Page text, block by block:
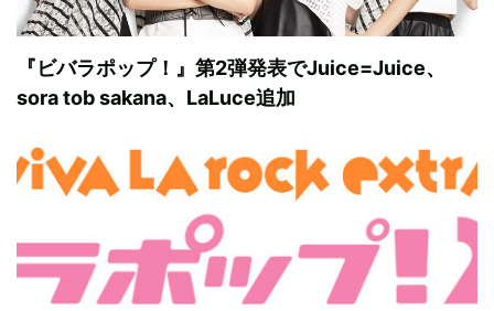
『ビバラポップ！』第2弾発表でJuice=Juice、
sora tob sakana、LaLuce追加